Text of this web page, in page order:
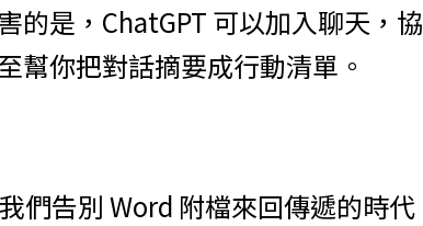
的是，ChatGPT 可以加入聊天，
幫你把對話摘要成行動清單。
們告別 Word 附檔來回傳遞的時